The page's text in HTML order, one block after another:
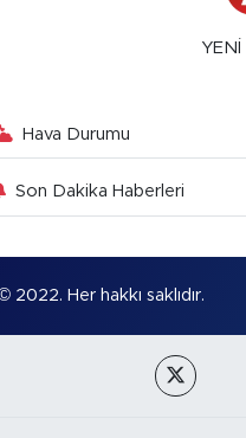
YENİ
Hava Durumu
Son Dakika Haberleri
Her hakkı saklıdır.